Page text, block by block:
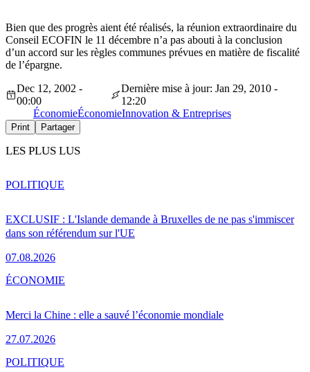
Bien que des progrès aient été réalisés, la réunion extraordinaire du
Conseil ECOFIN le 11 décembre n’a pas abouti à la conclusion
d’un accord sur les règles communes prévues en matière de fiscalité
de l’épargne.
Dec 12, 2002 -
00:00
Dernière mise à jour: Jan 29, 2010 -
12:20
ÉconomieÉconomieInnovation & Entreprises
Print Partager
LES PLUS LUS
EXCLUSIF : L'Islande demande à Bruxelles de ne pas s'immiscer
dans son référendum sur l'UE
07.08.2026
POLITIQUE
Merci la Chine : elle a sauvé l’économie mondiale
27.07.2026
ÉCONOMIE
POLITIQUE